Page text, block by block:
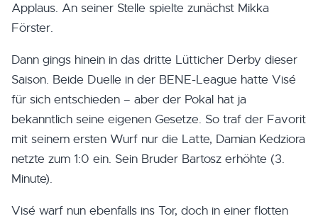
Applaus. An seiner Stelle spielte zunächst Mikka
Förster.
Dann gings hinein in das dritte Lütticher Derby dieser
Saison. Beide Duelle in der BENE-League hatte Visé
für sich entschieden – aber der Pokal hat ja
bekanntlich seine eigenen Gesetze. So traf der Favorit
mit seinem ersten Wurf nur die Latte, Damian Kedziora
netzte zum 1:0 ein. Sein Bruder Bartosz erhöhte (3.
Minute).
Visé warf nun ebenfalls ins Tor, doch in einer flotten